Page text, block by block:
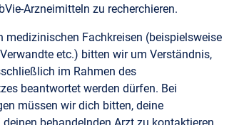
Arzneimitteln zu recherchieren.
medizinischen Fachkreisen (beispielsweise
etc.) bitten wir um Verständnis,
im Rahmen des
beantwortet werden dürfen. Bei
müssen wir dich bitten, deine